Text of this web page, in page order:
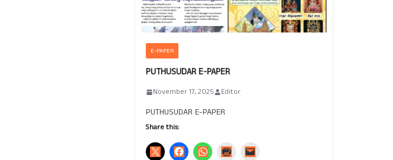
E-PAPER
PUTHUSUDAR E-PAPER
November 17, 2025 Editor
PUTHUSUDAR E-PAPER
Share this: